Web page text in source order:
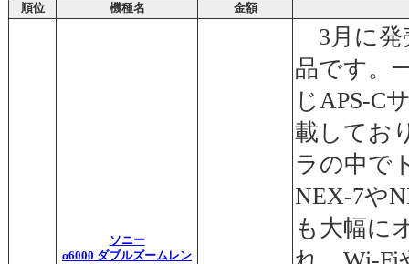
順位 機種名 金額
ソニー
α6000 ダブルズームレン
3月に発
品です。
じAPS-C
載してお
ラの中で
NEX-7や
も大幅に